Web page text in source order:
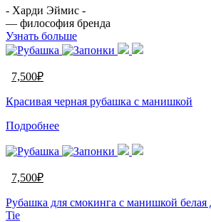
- Харди Эймис -
— философия бренда
Узнать больше
7,500₽
Красивая черная рубашка с манишкой
Подробнее
7,500₽
Рубашка для смокинга с манишкой белая
Tie